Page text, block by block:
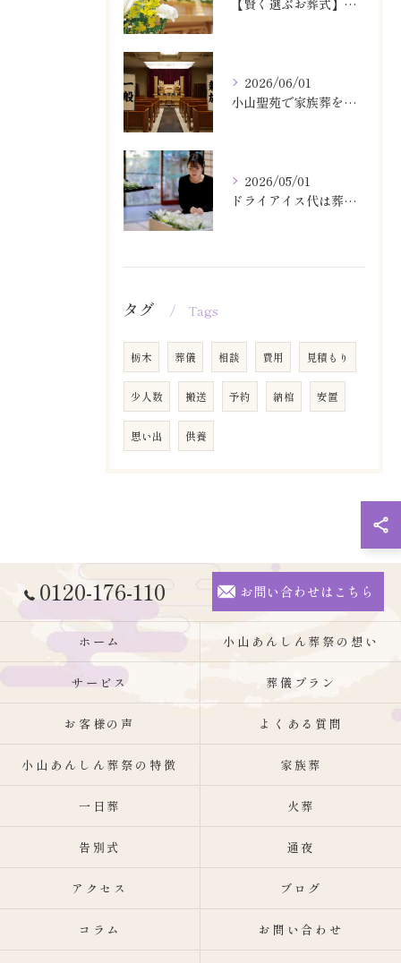
【賢く選ぶお葬式】小山聖苑での葬儀が今ならさらにお得に！安置・ドライアイス代「0円」キャンペーン中
2026/06/01
小山聖苑で家族葬をするなら知っておきたい『追加費用』と『無料サービス』
2026/05/01
ドライアイス代は葬儀費用に含まれる？追加料金で後悔しないための確認ポイント
タグ Tags
栃木 葬儀 相談 費用 見積もり
少人数 搬送 予約 納棺 安置
思い出 供養
0120-176-110 お問い合わせはこちら
ホーム 小山あんしん葬祭の想い
サービス 葬儀プラン
お客様の声 よくある質問
小山あんしん葬祭の特徴 家族葬
一日葬 火葬
告別式 通夜
アクセス ブログ
コラム お問い合わせ